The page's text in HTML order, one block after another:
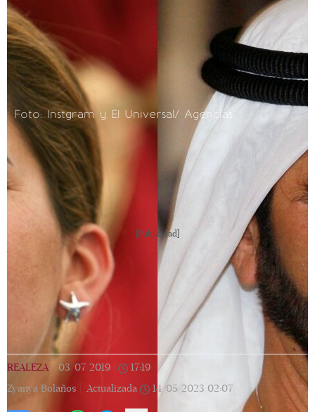
Foto: Instgram y El Universal/ Agencias
[Publicidad]
REALEZA 03/07/2019 17:19
Zyanya Bolaños |
Actualizada 14/05/2023 02:07